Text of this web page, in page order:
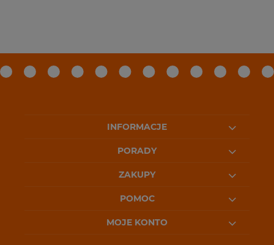
INFORMACJE
PORADY
ZAKUPY
POMOC
MOJE KONTO